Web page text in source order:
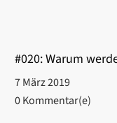
#020: Warum
7 März 2019
0Kommentar(e)